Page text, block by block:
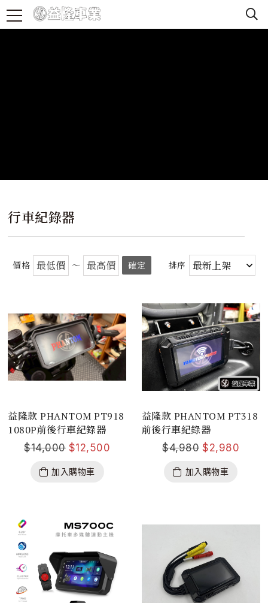
行車紀錄器
價格 ～ 確定 排序
益隆款 PHANTOM PT918
1080P前後行車紀錄器
$14,000 $12,500
加入購物車
益隆款 PHANTOM PT318
前後行車紀錄器
$4,980 $2,980
加入購物車